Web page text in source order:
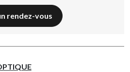
rendez-vous